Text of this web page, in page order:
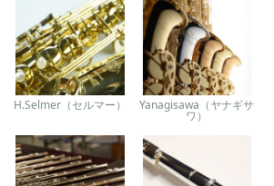
H.Selmer（セルマー） Yanagisawa（ヤナギサ
ワ）